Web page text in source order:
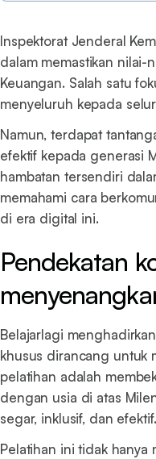
Inspektorat Jenderal
dalam memastikan nilai-
Keuangan. Salah satu
menyeluruh kepada
Namun, terdapat
efektif kepada generasi
hambatan tersendiri
memahami cara
di era digital ini.
Pendekatan
Belajarlagi
khusus dirancang untuk
pelatihan adalah
dengan usia di atas
segar, inklusif, dan efektif.
Pelatihan ini tidak hanya